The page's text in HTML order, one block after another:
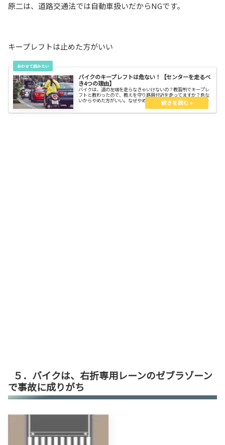
原二は、道路交通法では自動車扱いだからNGです。
キープレフトは止めた方がいい
バイクのキープレフトは危ない！【センターを走るべ
き4つの理由】
バイクは、道の左端を走らなきゃいけないの？教習所でキープレ
フトと教わったので、教えを守り路肩付近を走ってますか？危な
いからやめた方がいい。なぜやめた方が良いのか、理由を知って
スッキリしよう。キープセンター！防衛運転もバイクテクの１つ
５．バイクは、右折専用レーンのゼブラゾーン
で事故に成りがち